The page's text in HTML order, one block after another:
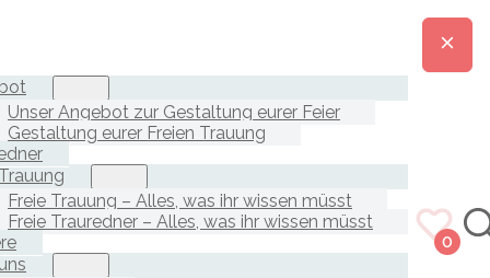
Unser Angebot zur Gestaltung eurer Feier
Gestaltung eurer Freien Trauung
Freie Trauung – Alles, was ihr wissen müsst
Freie Trauredner – Alles, was ihr wissen müsst
0